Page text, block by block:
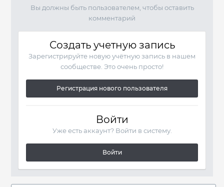
Вы должны быть пользователем, чтобы оставить
комментарий
Создать учетную запись
Зарегистрируйте новую учётную запись в нашем
сообществе. Это очень просто!
Регистрация нового пользователя
Войти
Уже есть аккаунт? Войти в систему.
Войти